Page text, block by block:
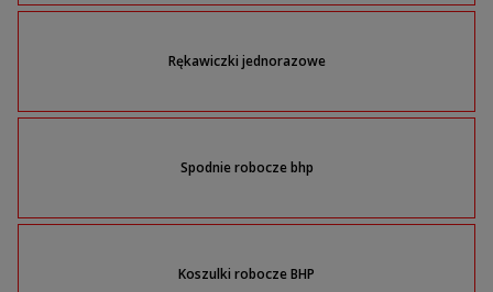
Rękawiczki jednorazowe
Spodnie robocze bhp
Koszulki robocze BHP